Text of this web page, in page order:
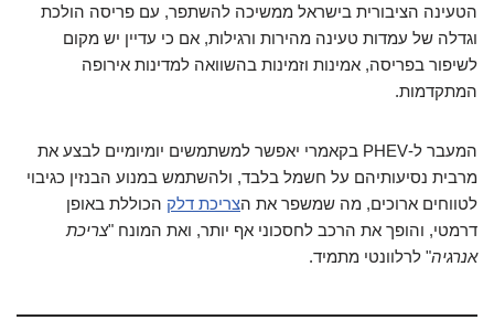
הטעינה הציבורית בישראל ממשיכה להשתפר, עם פריסה הולכת
וגדלה של עמדות טעינה מהירות ורגילות, אם כי עדיין יש מקום
לשיפור בפריסה, אמינות וזמינות בהשוואה למדינות אירופה
המתקדמות.
המעבר ל-PHEV בקאמרי יאפשר למשתמשים יומיומיים לבצע את
מרבית נסיעותיהם על חשמל בלבד, ולהשתמש במנוע הבנזין כגיבוי
לטווחים ארוכים, מה שמשפר את הצריכת דלק הכוללת באופן
דרמטי, והופך את הרכב לחסכוני אף יותר, ואת המונח "צריכת
אנרגיה" לרלוונטי מתמיד.